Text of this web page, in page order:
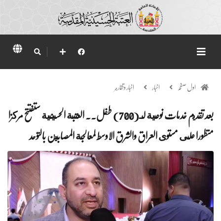
اول صفحہ اخبار اخبار وتقارير
بعد تقديم خدمات نوعية لـ(700) طفل.. العتبة الحسينية ستفتتح مركزا
متطورا على مستوى العراق والشرق الاوسط لمعالجة المصابين بالتوحد